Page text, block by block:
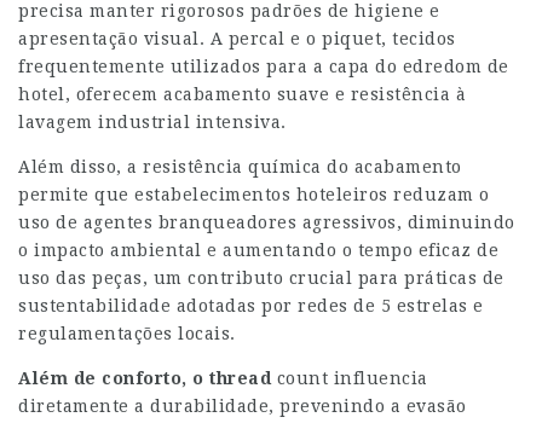
precisa manter rigorosos padrões de higiene e
apresentação visual. A percal e o piquet, tecidos
frequentemente utilizados para a capa do edredom de
hotel, oferecem acabamento suave e resistência à
lavagem industrial intensiva.
Além disso, a resistência química do acabamento
permite que estabelecimentos hoteleiros reduzam o
uso de agentes branqueadores agressivos, diminuindo
o impacto ambiental e aumentando o tempo eficaz de
uso das peças, um contributo crucial para práticas de
sustentabilidade adotadas por redes de 5 estrelas e
regulamentações locais.
Além de conforto, o thread count influencia
diretamente a durabilidade, prevenindo a evasão